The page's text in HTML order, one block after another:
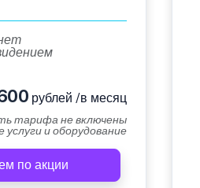
рублей /в месяц
тарифа не включены
и оборудование
по акции